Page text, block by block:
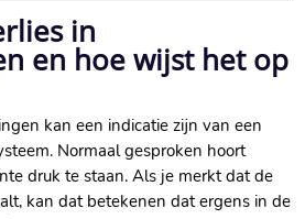
in
en hoe wijst het op
kan een indicatie zijn van een
Normaal gesproken hoort
druk te staan.​ Als je merkt dat de
kan dat betekenen dat ergens in de